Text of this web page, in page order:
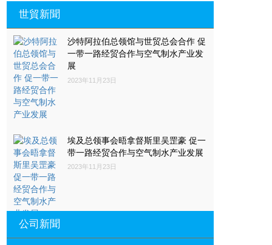
世貿新聞
沙特阿拉伯总领馆与世贸总会合作 促
一带一路经贸合作与空气制水产业发
展
2023年11月23日
埃及总领事会晤拿督斯里吴罡豪 促一
带一路经贸合作与空气制水产业发展
2023年11月23日
拿督斯里吴罡豪晤老挝总领事奔舍那
公司新聞